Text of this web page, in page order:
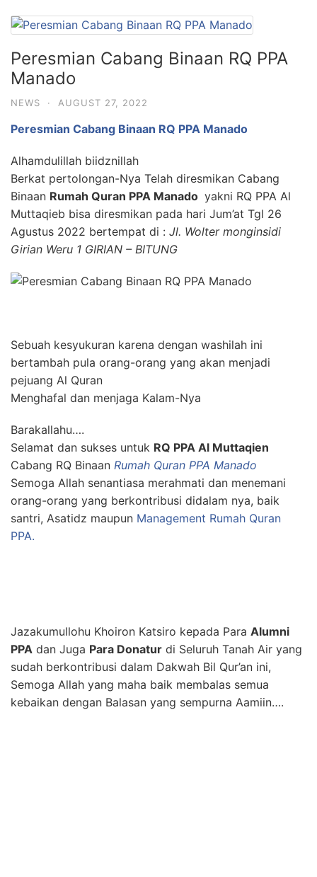
Peresmian Cabang Binaan RQ PPA
Manado
NEWS · AUGUST 27, 2022
Peresmian Cabang Binaan RQ PPA Manado
Alhamdulillah biidznillah
Berkat pertolongan-Nya Telah diresmikan Cabang
Binaan Rumah Quran PPA Manado yakni RQ PPA Al
Muttaqieb bisa diresmikan pada hari Jum’at Tgl 26
Agustus 2022 bertempat di : Jl. Wolter monginsidi
Girian Weru 1 GIRIAN – BITUNG
Sebuah kesyukuran karena dengan washilah ini
bertambah pula orang-orang yang akan menjadi
pejuang Al Quran
Menghafal dan menjaga Kalam-Nya
Barakallahu….
Selamat dan sukses untuk RQ PPA Al Muttaqien
Cabang RQ Binaan Rumah Quran PPA Manado
Semoga Allah senantiasa merahmati dan menemani
orang-orang yang berkontribusi didalam nya, baik
santri, Asatidz maupun Management Rumah Quran
PPA.
Jazakumullohu Khoiron Katsiro kepada Para Alumni
PPA dan Juga Para Donatur di Seluruh Tanah Air yang
sudah berkontribusi dalam Dakwah Bil Qur’an ini,
Semoga Allah yang maha baik membalas semua
kebaikan dengan Balasan yang sempurna Aamiin….